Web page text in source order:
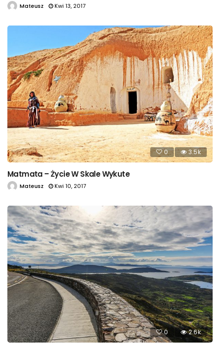
Mateusz Kwi 13, 2017
0 3.5k
Matmata – Życie W Skale Wykute
Mateusz Kwi 10, 2017
0 2.6k